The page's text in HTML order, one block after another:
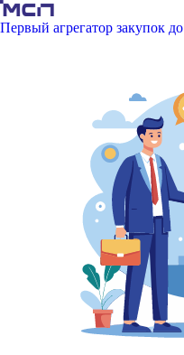
Первый агрегатор закупок